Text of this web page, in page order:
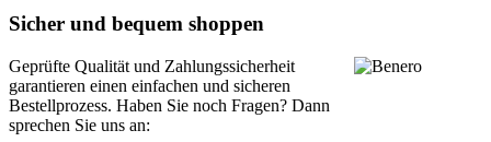
Sicher und bequem shoppen
Geprüfte Qualität und Zahlungssicherheit
garantieren einen einfachen und sicheren
Bestellprozess. Haben Sie noch Fragen? Dann
sprechen Sie uns an: